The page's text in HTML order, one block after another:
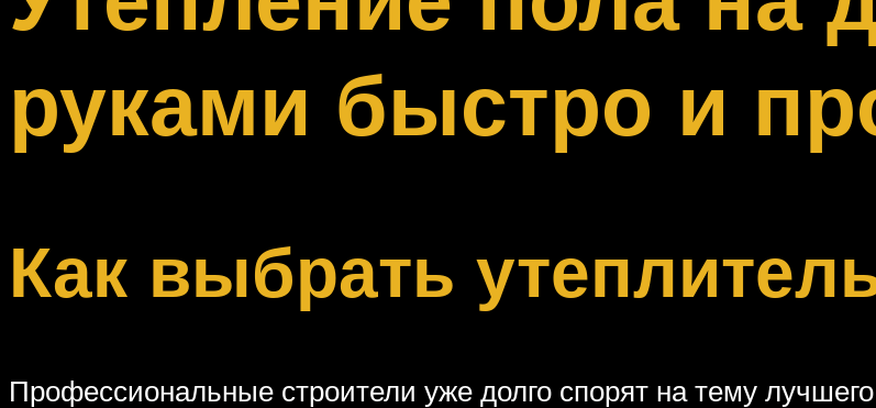
руками быстро и
Как выбрать
Профессиональные строители уже долго спорят на тему